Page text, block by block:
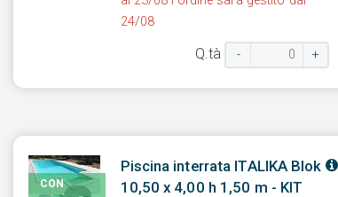
24/08
Q.tà - +
CON
Piscina interrata ITALIKA Blok
10,50 x 4,00 h 1,50 m - KIT